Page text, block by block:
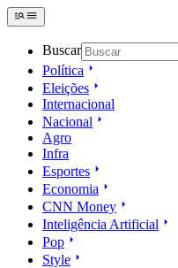
Buscar
Política
Eleições
Internacional
Nacional
Agro
Infra
Esportes
Economia
CNN Money
Inteligência Artificial
Pop
Style